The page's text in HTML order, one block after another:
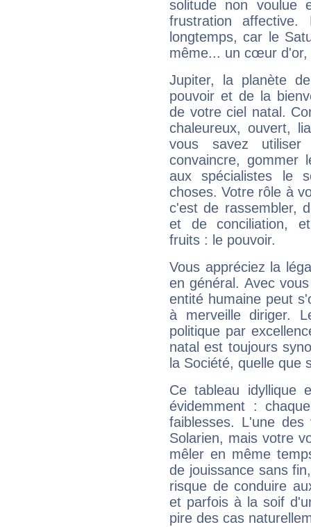
solitude non voulue
frustration
longtemps, car le
même... un cœur d'or,
Jupiter, la planète
pouvoir et de la
de votre ciel natal.
chaleureux, ouvert,
vous savez
convaincre, gommer
aux spécialistes le
choses. Votre rôle à
c'est de rassembler,
et de conciliation,
fruits : le pouvoir.
Vous appréciez la
en général. Avec
entité humaine peut
à merveille diriger.
politique par
natal est toujours
la Société, quelle que
Ce tableau idyllique
évidemment :
faiblesses. L'une
Solarien, mais votre
mêler en même
de jouissance sans
risque de conduire
et parfois à la soif
pire des cas